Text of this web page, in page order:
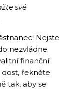
své
Nejste
nezvládne
finanční
řekněte
tak, aby se